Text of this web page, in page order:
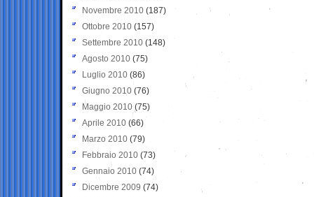
Novembre 2010 (187)
Ottobre 2010 (157)
Settembre 2010 (148)
Agosto 2010 (75)
Luglio 2010 (86)
Giugno 2010 (76)
Maggio 2010 (75)
Aprile 2010 (66)
Marzo 2010 (79)
Febbraio 2010 (73)
Gennaio 2010 (74)
Dicembre 2009 (74)